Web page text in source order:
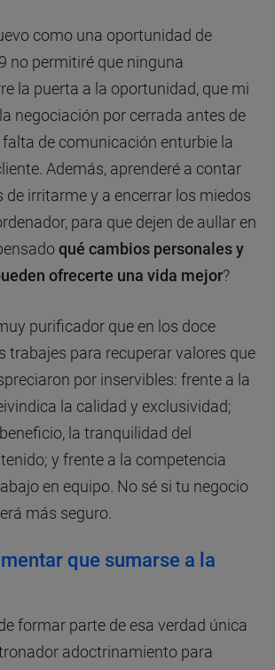
como una oportunidad de
no permitiré que ninguna
la puerta a la oportunidad, que mi
negociación por cerrada antes de
de comunicación enturbie la
Además, aprenderé a contar
de irritarme y a encerrar los miedos
para que dejen de aullar en
qué cambios personales y
ofrecerte una vida mejor?
purificador que en los doce
trabajes para recuperar valores que
por inservibles: frente a la
la calidad y exclusividad;
la tranquilidad del
y frente a la competencia
en equipo. No sé si tu negocio
más seguro.
que sumarse a la
formar parte de esa verdad única
adoctrinamiento para